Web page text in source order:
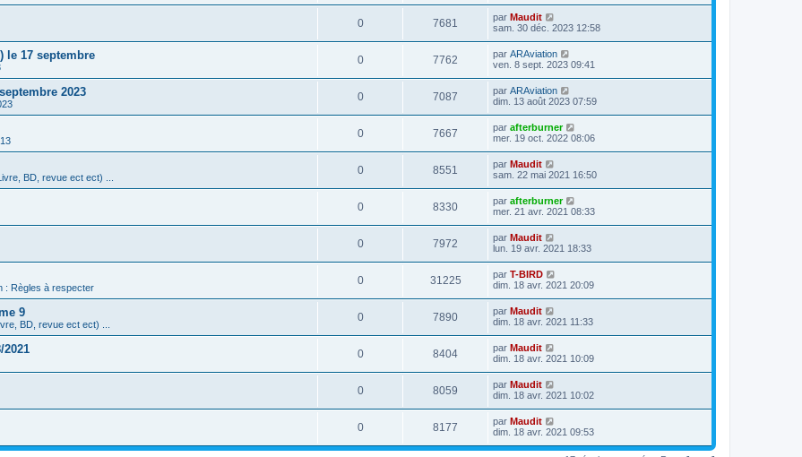
0 7681 par Maudit
sam. 30 déc. 2023 12:58
le 17 septembre 0 7762 par ARAviation
ven. 8 sept. 2023 09:41
2023 0 7087 par ARAviation
dim. 13 août 2023 07:59
0 7667 par afterburner
mer. 19 oct. 2022 08:06
BD, revue ect ect) ...
0 8551 par Maudit
sam. 22 mai 2021 16:50
0 8330 par afterburner
mer. 21 avr. 2021 08:33
0 7972 par Maudit
lun. 19 avr. 2021 18:33
: Règles à respecter
0 31225 par T-BIRD
dim. 18 avr. 2021 20:09
9
BD, revue ect ect) ...
0 7890 par Maudit
dim. 18 avr. 2021 11:33
0 8404 par Maudit
dim. 18 avr. 2021 10:09
0 8059 par Maudit
dim. 18 avr. 2021 10:02
0 8177 par Maudit
dim. 18 avr. 2021 09:53